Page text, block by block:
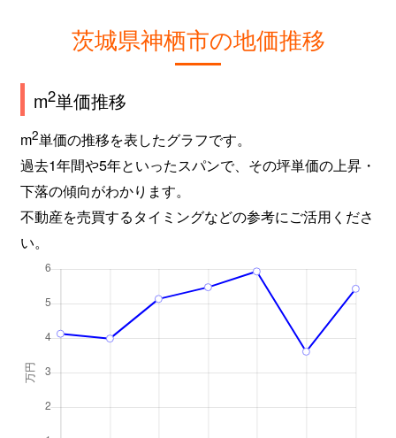
茨城県神栖市の地価推移
m2単価推移
m2単価の推移を表したグラフです。
過去1年間や5年といったスパンで、その坪単価の上昇・
下落の傾向がわかります。
不動産を売買するタイミングなどの参考にご活用くださ
い。